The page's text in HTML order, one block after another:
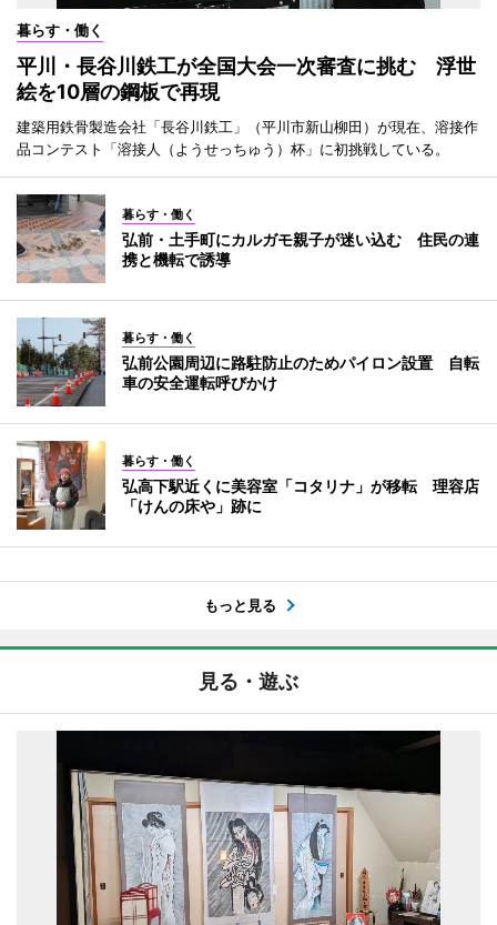
暮らす・働く
平川・長谷川鉄工が全国大会一次審査に挑む 浮世
絵を10層の鋼板で再現
建築用鉄骨製造会社「長谷川鉄工」（平川市新山柳田）が現在、溶接作
品コンテスト「溶接人（ようせっちゅう）杯」に初挑戦している。
暮らす・働く
弘前・土手町にカルガモ親子が迷い込む 住民の連
携と機転で誘導
暮らす・働く
弘前公園周辺に路駐防止のためパイロン設置 自転
車の安全運転呼びかけ
暮らす・働く
弘高下駅近くに美容室「コタリナ」が移転 理容店
「けんの床や」跡に
もっと見る
見る・遊ぶ